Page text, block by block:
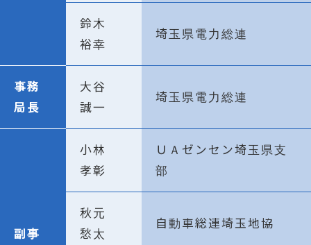
鈴木
裕幸
埼玉県電力総連
事務
局長
大谷
誠一
埼玉県電力総連
副事
小林
孝彰
ＵＡゼンセン埼玉県支
部
秋元
愁太
自動車総連埼玉地協